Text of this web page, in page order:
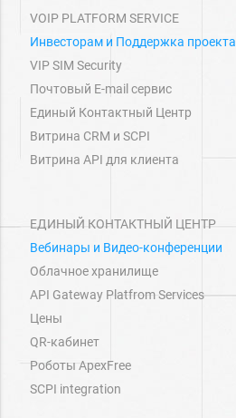
VOIP PLATFORM SERVICE
Инвесторам и Поддержка проекта
VIP SIM Security
Почтовый E-mail сервис
Единый Контактный Центр
Витрина СRM и SCPI
Витрина API для клиента
ЕДИНЫЙ КОНТАКТНЫЙ ЦЕНТР
Вебинары и Видео-конференции
Облачное хранилище
API Gateway Platfrom Services
Цены
QR-кабинет
Роботы ApexFree
SCPI integration